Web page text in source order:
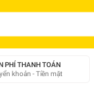
PHÍ THANH TOÁN
khoản - Tiền mặt